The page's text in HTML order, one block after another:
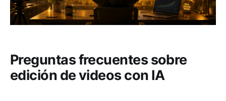
Preguntas frecuentes sobre
edición de videos con IA